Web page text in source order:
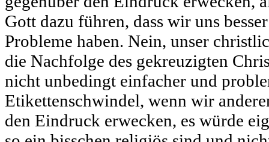
Gott dazu führen, dass wir uns
Probleme haben. Nein, unser
die Nachfolge des gekreuzigten
nicht unbedingt einfacher und
Etikettenschwindel, wenn wir
den Eindruck erwecken, es würde